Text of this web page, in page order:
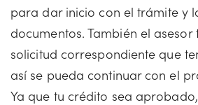
para dar inicio con el trámite y
documentos. También el
solicitud correspondiente que
así se pueda continuar con el
Ya que tu crédito sea